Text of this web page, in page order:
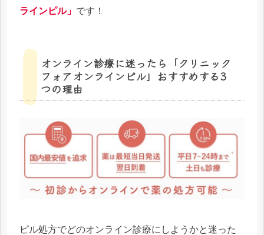
ラインピル」 です！
オンライン診療に迷ったら「クリニック
フォアオンラインピル」おすすめする3
つの理由
ピル処方でどのオンライン診療にしようかと迷った